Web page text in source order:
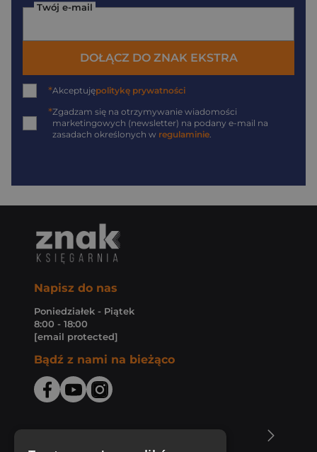
Twój e-mail
DOŁĄCZ DO ZNAK EKSTRA
*Akceptujępolitykę prywatności
*Zgadzam się na otrzymywanie wiadomości
marketingowych (newsletter) na podany e-mail na
zasadach określonych w regulaminie
Napisz do nas
Poniedziałek - Piątek
8:00 - 18:00
[email protected]
Bądź z nami na bieżąco